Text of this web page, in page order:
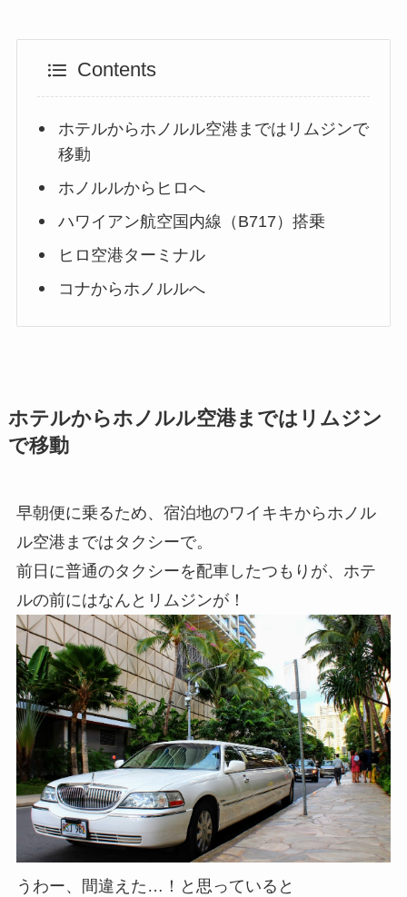
Contents
ホテルからホノルル空港まではリムジンで
移動
ホノルルからヒロへ
ハワイアン航空国内線（B717）搭乗
ヒロ空港ターミナル
コナからホノルルへ
ホテルからホノルル空港まではリムジン
で移動
早朝便に乗るため、宿泊地のワイキキからホノル
ル空港まではタクシーで。
前日に普通のタクシーを配車したつもりが、ホテ
ルの前にはなんとリムジンが！
うわー、間違えた…！と思っていると